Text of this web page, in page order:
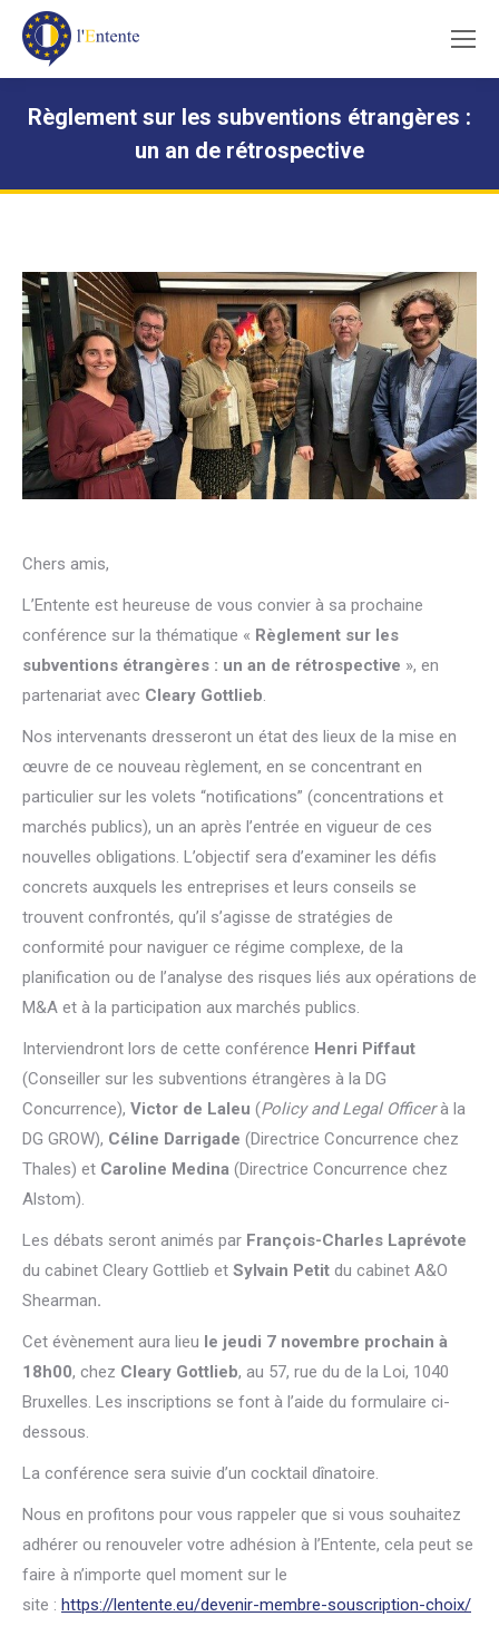
Règlement sur les subventions étrangères :
un an de rétrospective
Chers amis,
L’Entente est heureuse de vous convier à sa prochaine
conférence sur la thématique « Règlement sur les
subventions étrangères : un an de rétrospective », en
partenariat avec Cleary Gottlieb.
Nos intervenants dresseront un état des lieux de la mise en
œuvre de ce nouveau règlement, en se concentrant en
particulier sur les volets “notifications” (concentrations et
marchés publics), un an après l’entrée en vigueur de ces
nouvelles obligations. L’objectif sera d’examiner les défis
concrets auxquels les entreprises et leurs conseils se
trouvent confrontés, qu’il s’agisse de stratégies de
conformité pour naviguer ce régime complexe, de la
planification ou de l’analyse des risques liés aux opérations de
M&A et à la participation aux marchés publics.
Interviendront lors de cette conférence Henri Piffaut
(Conseiller sur les subventions étrangères à la DG
Concurrence), Victor de Laleu (Policy and Legal Officerà la
DG GROW), Céline Darrigade (Directrice Concurrence chez
Thales) et Caroline Medina (Directrice Concurrence chez
Alstom).
Les débats seront animés par François-Charles Laprévote
du cabinet Cleary Gottlieb et Sylvain Petit du cabinet A&O
Shearman.
Cet évènement aura lieu le jeudi 7 novembre prochain à
18h00, chez Cleary Gottlieb, au 57, rue du de la Loi, 1040
Bruxelles. Les inscriptions se font à l’aide du formulaire ci-
dessous.
La conférence sera suivie d’un cocktail dînatoire.
Nous en profitons pour vous rappeler que si vous souhaitez
adhérer ou renouveler votre adhésion à l’Entente, cela peut se
faire à n’importe quel moment sur le
site : https://lentente.eu/devenir-membre-souscription-choix/